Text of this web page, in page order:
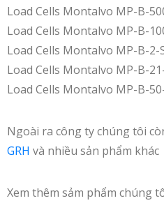
Load Cells Montalvo MP-B-
Load Cells Montalvo MP-B-
Load Cells Montalvo MP-B-2-
Load Cells Montalvo MP-B-
Load Cells Montalvo MP-B-
Ngoài ra công ty chúng tôi
GRH và nhiều sản phẩm khác
Xem thêm sảm phẩm chúng